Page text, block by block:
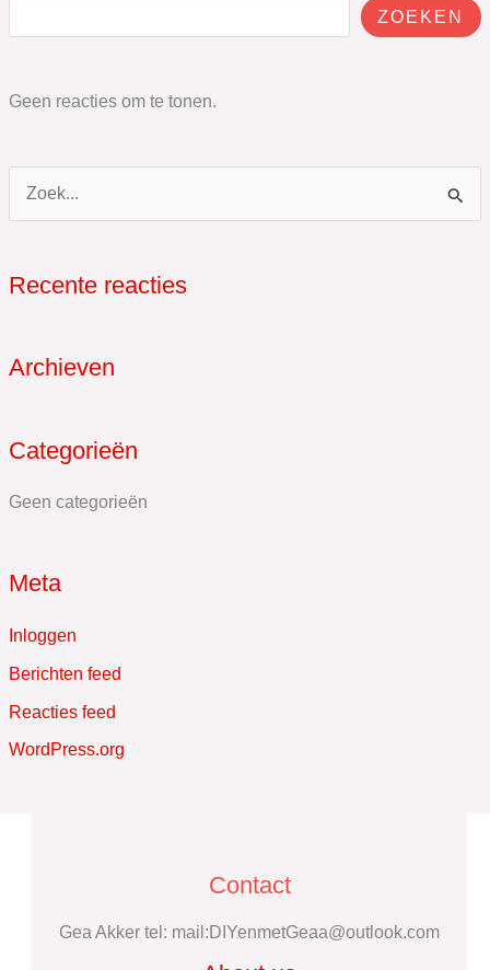
ZOEKEN
Geen reacties om te tonen.
a
Recente reacties
Archieven
Categorieën
Geen categorieën
Meta
Inloggen
Berichten feed
Reacties feed
WordPress.org
Contact
Gea Akker tel: mail:DIYenmetGeaa@outlook.com